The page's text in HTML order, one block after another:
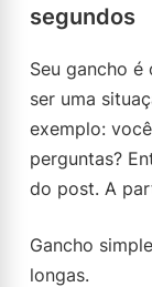
segundos
Seu gancho é
ser uma
exemplo:
perguntas?
do post. A
Gancho
longas.